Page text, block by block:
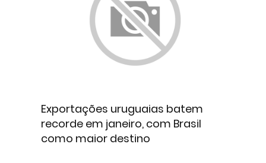
Exportações uruguaias batem
recorde em janeiro, com Brasil
como maior destino